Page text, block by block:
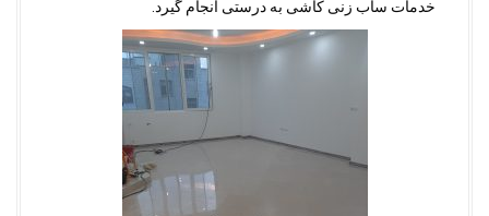
خدمات ساب زنی کاشی به درستی انجام گیرد.